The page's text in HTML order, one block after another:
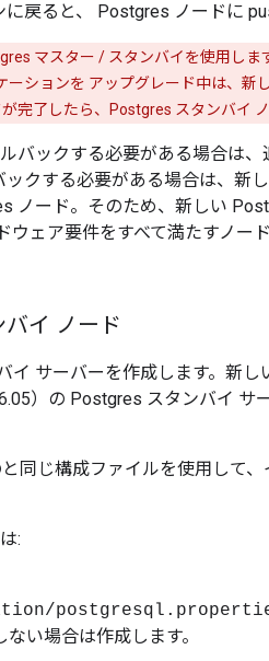
戻ると、 Postgres ノードに
マスター / スタンバイを使用しま
ションを アップグレード中は、新
完了したら、Postgres スタンバイ
バックする必要がある場合は
クする必要がある場合は、新
ノード。そのため、新しい
ェア要件をすべて満たすノー
イ ノード
サーバーを作成します。新し
）の Postgres スタンバイ サ
同じ構成ファイルを使用して、
:
い場合は作成します。